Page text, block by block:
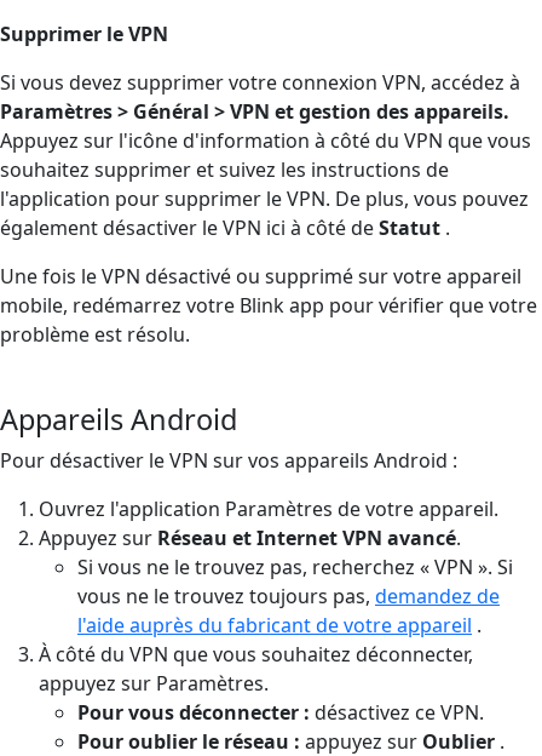
Supprimer le VPN
Si vous devez supprimer votre connexion VPN, accédez à
Paramètres > Général > VPN et gestion des appareils.
Appuyez sur l'icône d'information à côté du VPN que vous
souhaitez supprimer et suivez les instructions de
l'application pour supprimer le VPN. De plus, vous pouvez
également désactiver le VPN ici à côté deStatut .
Une fois le VPN désactivé ou supprimé sur votre appareil
mobile, redémarrez votre Blink app pour vérifier que votre
problème est résolu.
Appareils Android
Pour désactiver le VPN sur vos appareils Android :
Ouvrez l'application Paramètres de votre appareil.
Appuyez sur Réseau et InternetVPN avancé.
Si vous ne le trouvez pas, recherchez « VPN ». Si
vous ne le trouvez toujours pas, demandez de
l'aide auprès du fabricant de votre appareil .
À côté du VPN que vous souhaitez déconnecter,
appuyez sur Paramètres.
Pour vous déconnecter : désactivez ce VPN.
Pour oublier le réseau : appuyez sur Oublier .